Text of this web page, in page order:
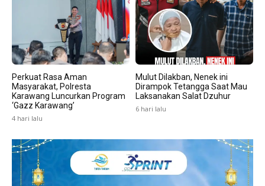
Perkuat Rasa Aman
Masyarakat, Polresta
Karawang Luncurkan Program
‘Gazz Karawang’
4 hari lalu
Mulut Dilakban, Nenek ini
Dirampok Tetangga Saat Mau
Laksanakan Salat Dzuhur
6 hari lalu